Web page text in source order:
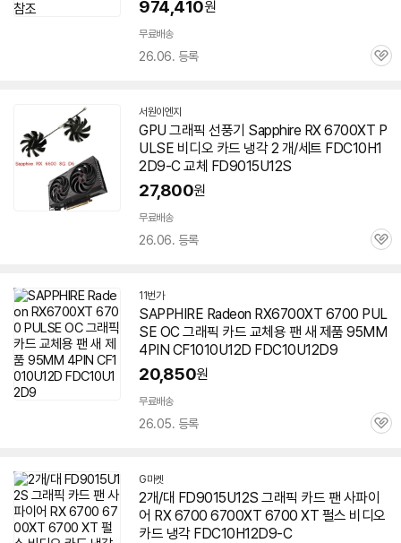
974,410원
무료배송
26.06. 등록
관
서원이엔지네
이
버
페
GPU 그래픽 선풍기 Sapphire RX6700XT P
ULSE 비디오 카드 냉각 2 개/세트 FDC10H1
2D9-C 교체 FD9015U12S
27,800원
무료배송
26.06. 등록
관
11번가
SAPPHIRE Radeon RX6700XT 6700 PUL
SE OC 그래픽 카드 교체용 팬 새 제품 95MM
4PIN CF1010U12D FDC10U12D9
20,850원
무료배송
26.05. 등록
관
G마켓
2개/대 FD9015U12S 그래픽 카드 팬 사파이
어 RX 6700 6700XT 6700 XT 펄스 비디오
카드 냉각 FDC10H12D9-C